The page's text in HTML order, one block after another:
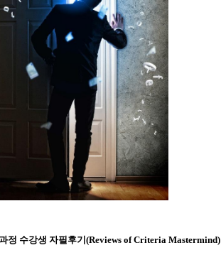
정 수강생 자필후기(Reviews of Criteria Mastermind)